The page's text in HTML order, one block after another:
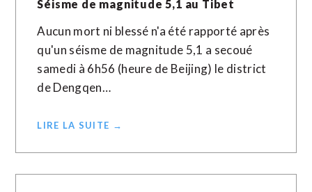
Séisme de magnitude 5,1 au Tibet
Aucun mort ni blessé n'a été rapporté après
qu'un séisme de magnitude 5,1 a secoué
samedi à 6h56 (heure de Beijing) le district
de Dengqen…
LIRE LA SUITE →